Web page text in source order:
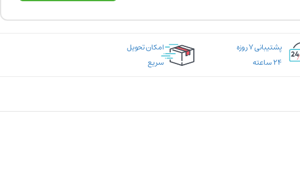
پشتیبانی ۷ روزه
۲۴ ساعته
امکان تحویل
سریع